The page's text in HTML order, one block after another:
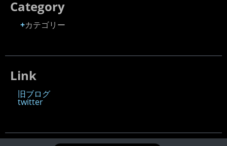
Category
カテゴリー
Link
旧ブログ
twitter